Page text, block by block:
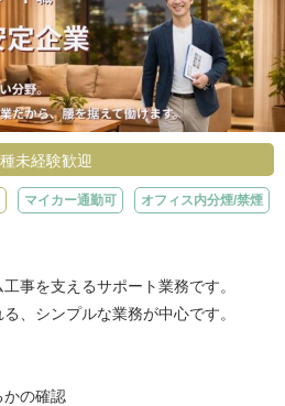
未経験歓迎
マイカー通勤可 オフィス内分煙/禁煙
事を支えるサポート業務です。
、シンプルな業務が中心です。
かの確認